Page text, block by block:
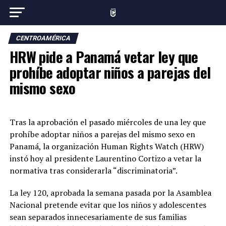
CENTROAMÉRICA
HRW pide a Panamá vetar ley que
prohíbe adoptar niños a parejas del
mismo sexo
Tras la aprobación el pasado miércoles de una ley que
prohíbe adoptar niños a parejas del mismo sexo en
Panamá, la organización Human Rights Watch (HRW)
instó hoy al presidente Laurentino Cortizo a vetar la
normativa tras considerarla “discriminatoria”.
La ley 120, aprobada la semana pasada por la Asamblea
Nacional pretende evitar que los niños y adolescentes
sean separados innecesariamente de sus familias